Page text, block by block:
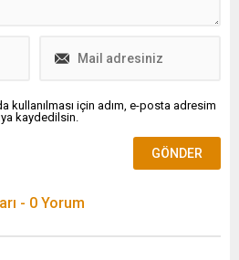
kullanılması için adım, e-posta adresim
kaydedilsin.
- 0 Yorum